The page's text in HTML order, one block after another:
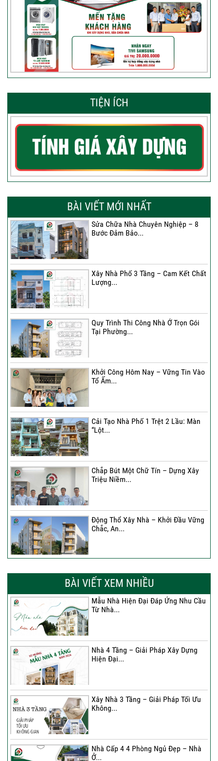
TIỆN ÍCH
BÀI VIẾT MỚI NHẤT
Sửa Chữa Nhà Chuyên Nghiệp – 8
Bước Đảm Bảo...
Xây Nhà Phố 3 Tầng – Cam Kết Chất
Lượng...
Quy Trình Thi Công Nhà Ở Trọn Gói
Tại Phường...
Khởi Công Hôm Nay – Vững Tin Vào
Tổ Ấm...
Cải Tạo Nhà Phố 1 Trệt 2 Lầu: Màn
“Lột...
Chắp Bút Một Chữ Tín – Dựng Xây
Triệu Niềm...
Động Thổ Xây Nhà – Khởi Đầu Vững
Chắc, An...
Chắc Cho...
BÀI VIẾT XEM NHIỀU
Mẫu Nhà Hiện Đại Đáp Ứng Nhu Cầu
Từ Nhà...
Nhà 4 Tầng – Giải Pháp Xây Dựng
Hiện Đại...
Xây Nhà 3 Tầng – Giải Pháp Tối Ưu
Không...
Nhà Cấp 4 4 Phòng Ngủ Đẹp – Nhà
Ở...